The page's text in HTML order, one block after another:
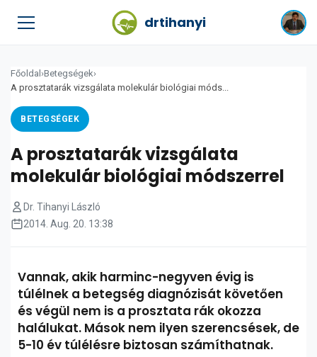
drtihanyi
Főoldal ›Betegségek›
A prosztatarák vizsgálata molekulár biológiai móds...
BETEGSÉGEK
A prosztatarák vizsgálata
molekulár biológiai módszerrel
Dr. Tihanyi László
2014. Aug. 20. 13:38
Vannak, akik harminc-negyven évig is
túlélnek a betegség diagnózisát követően
és végül nem is a prosztata rák okozza
halálukat. Mások nem ilyen szerencsések, de
5-10 év túlélésre biztosan számíthatnak.